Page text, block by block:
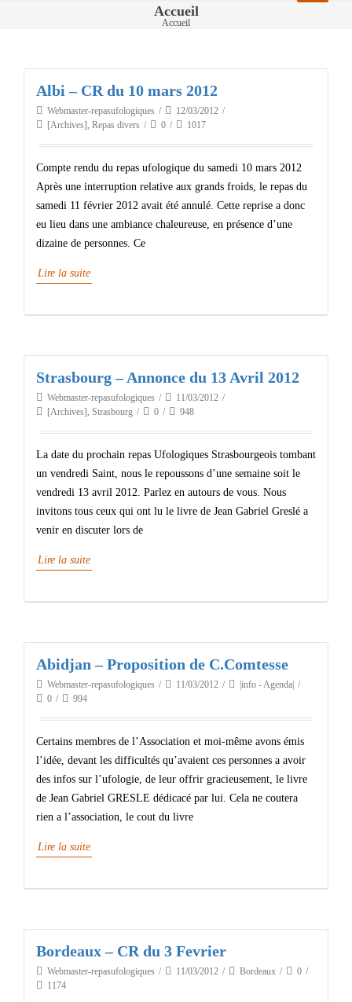
Accueil
Accueil
Albi – CR du 10 mars 2012
Webmaster-repasufologiques
12/03/2012
[Archives], Repas divers 0 1017
Compte rendu du repas ufologique du samedi 10 mars 2012
Après une interruption relative aux grands froids, le repas du
samedi 11 février 2012 avait été annulé. Cette reprise a donc
eu lieu dans une ambiance chaleureuse, en présence d’une
dizaine de personnes. Ce
Lire la suite
Strasbourg – Annonce du 13 Avril 2012
Webmaster-repasufologiques
11/03/2012
[Archives], Strasbourg 0 948
La date du prochain repas Ufologiques Strasbourgeois tombant
un vendredi Saint, nous le repoussons d’une semaine soit le
vendredi 13 avril 2012. Parlez en autours de vous. Nous
invitons tous ceux qui ont lu le livre de Jean Gabriel Greslé a
venir en discuter lors de
Lire la suite
Abidjan – Proposition de C.Comtesse
Webmaster-repasufologiques 11/03/2012
|info - Agenda|
0
994
Certains membres de l’Association et moi-même avons émis
l’idée, devant les difficultés qu’avaient ces personnes a avoir
des infos sur l’ufologie, de leur offrir gracieusement, le livre
de Jean Gabriel GRESLE dédicacé par lui. Cela ne coutera
rien a l’association, le cout du livre
Lire la suite
Bordeaux – CR du 3 Fevrier
Webmaster-repasufologiques 11/03/2012 Bordeaux
0
1174